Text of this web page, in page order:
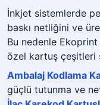
İnkjet sistemlerde
baskı netliğini ve
Bu nedenle Ekoprint
özel kartuş çeşitleri
Ambalaj Kodlama
güçlü tutunma ve